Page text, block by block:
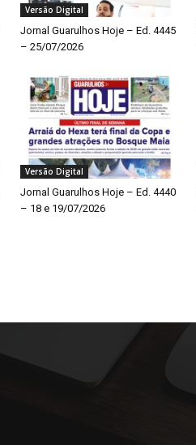
Versão Digital
Jornal Guarulhos Hoje – Ed. 4445
– 25/07/2026
Versão Digital
Jornal Guarulhos Hoje – Ed. 4440
– 18 e 19/07/2026